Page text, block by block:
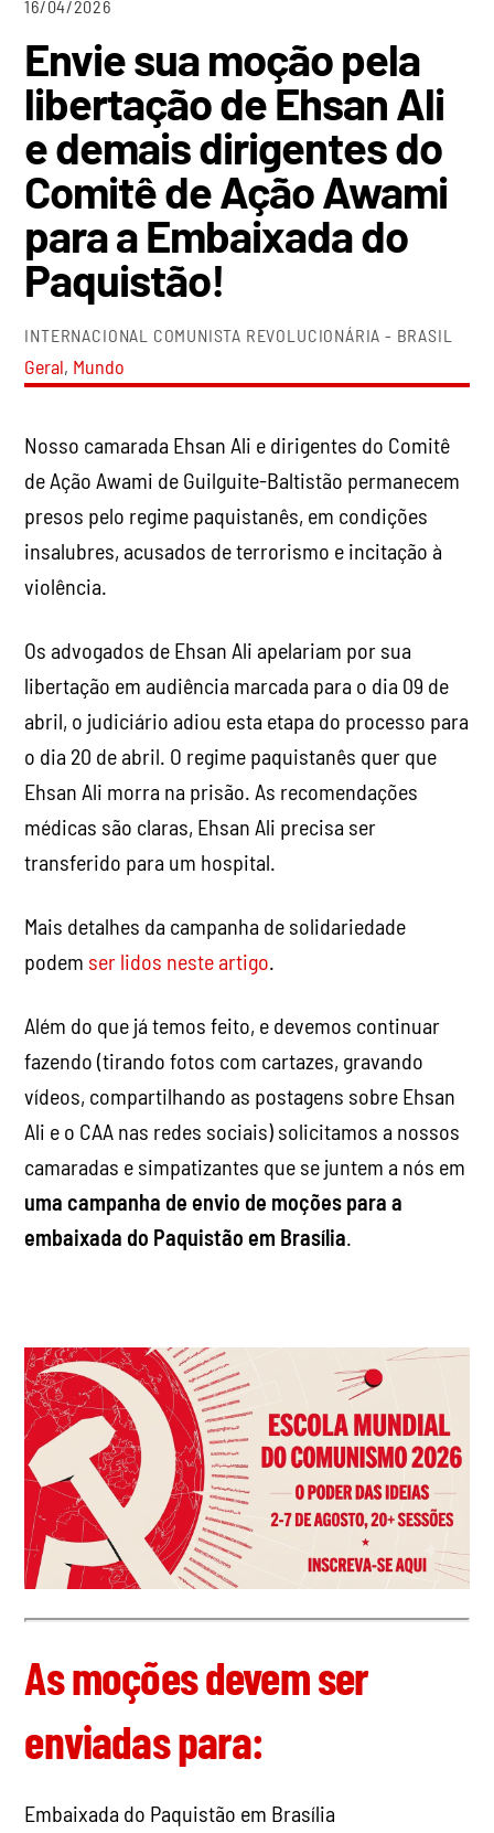
16/04/2026
Envie sua moção pela
libertação de Ehsan Ali
e demais dirigentes do
Comitê de Ação Awami
para a Embaixada do
Paquistão!
INTERNACIONAL COMUNISTA REVOLUCIONÁRIA - BRASIL
Geral, Mundo
Nosso camarada Ehsan Ali e dirigentes do Comitê
de Ação Awami de Guilguite-Baltistão permanecem
presos pelo regime paquistanês, em condições
insalubres, acusados de terrorismo e incitação à
violência.
Os advogados de Ehsan Ali apelariam por sua
libertação em audiência marcada para o dia 09 de
abril, o judiciário adiou esta etapa do processo para
o dia 20 de abril. O regime paquistanês quer que
Ehsan Ali morra na prisão. As recomendações
médicas são claras, Ehsan Ali precisa ser
transferido para um hospital.
Mais detalhes da campanha de solidariedade
podem ser lidos neste artigo.
Além do que já temos feito, e devemos continuar
fazendo (tirando fotos com cartazes, gravando
vídeos, compartilhando as postagens sobre Ehsan
Ali e o CAA nas redes sociais) solicitamos a nossos
camaradas e simpatizantes que se juntem a nós em
uma campanha de envio de moções para a
embaixada do Paquistão em Brasília.
As moções devem ser
enviadas para:
Embaixada do Paquistão em Brasília